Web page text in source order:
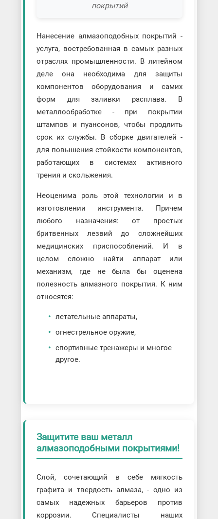
покрытий
Нанесение алмазоподобных покрытий -
услуга, востребованная в самых разных
отраслях промышленности. В литейном
деле она необходима для защиты
компонентов оборудования и самих
форм для заливки расплава. В
металлообработке - при покрытии
штампов и пуансонов, чтобы продлить
срок их службы. В сборке двигателей -
для повышения стойкости компонентов,
работающих в системах активного
трения и скольжения.
Неоценима роль этой технологии и в
изготовлении инструмента. Причем
любого назначения: от простых
бритвенных лезвий до сложнейших
медицинских приспособлений. И в
целом сложно найти аппарат или
механизм, где не была бы оценена
полезность алмазного покрытия. К ним
относятся:
летательные аппараты,
огнестрельное оружие,
спортивные тренажеры и многое
другое.
Защитите ваш металл
алмазоподобными покрытиями!
Слой, сочетающий в себе мягкость
графита и твердость алмаза, - одно из
самых надежных барьеров против
коррозии. Специалисты наших